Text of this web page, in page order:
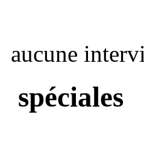
aucune
spéciales